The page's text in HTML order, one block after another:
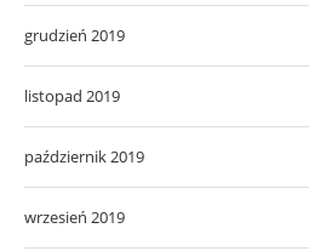
grudzień 2019
listopad 2019
październik 2019
wrzesień 2019